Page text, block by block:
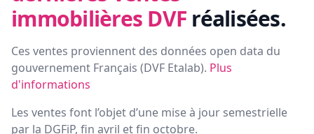
immobilières DVF réalisées.
Ces ventes proviennent des données open data du
gouvernement Français (DVF Etalab). Plus
d'informations
Les ventes font l’objet d’une mise à jour semestrielle
par la DGFiP, fin avril et fin octobre.